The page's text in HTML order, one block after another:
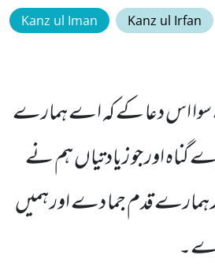
Kanz ul Iman Kanz ul Irfan
سوا اس دعا کے کہ اے ہمارے
اور جو زیادتیاں ہم نے
ہمارے قدم جما دے اور ہمیں
دے۔